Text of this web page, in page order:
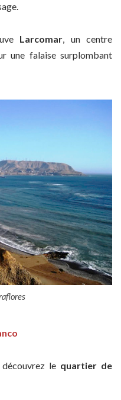
Larcomar , un centre
une falaise surplombant
le quartier de